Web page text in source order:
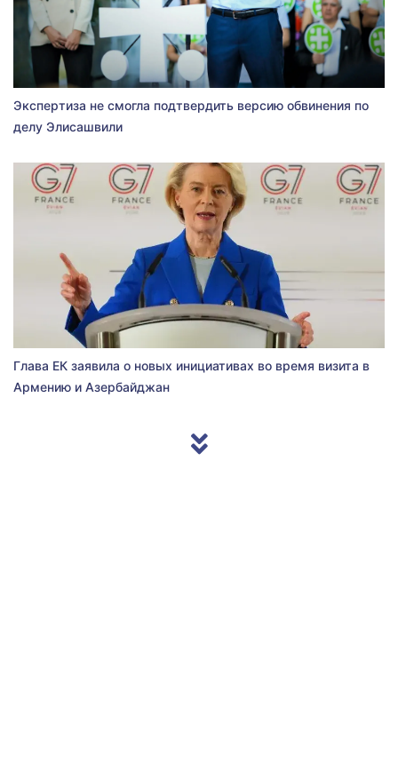
Экспертиза не смогла подтвердить версию обвинения по
делу Элисашвили
Глава ЕК заявила о новых инициативах во время визита в
Армению и Азербайджан